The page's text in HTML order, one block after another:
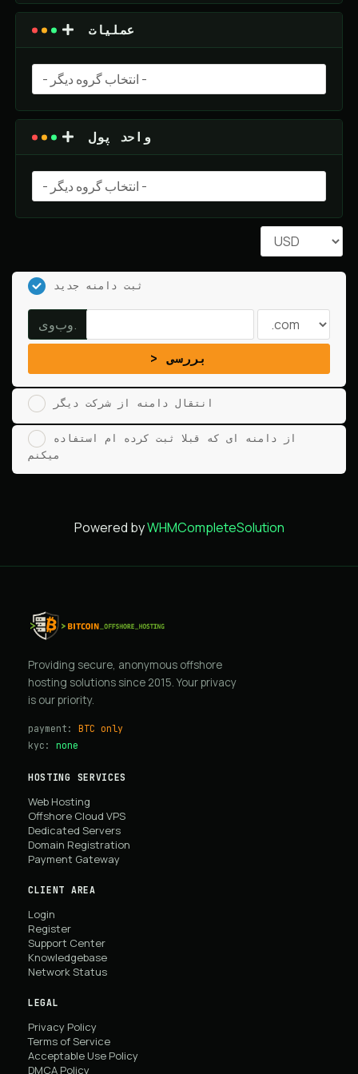
عملیات
واحد پول
ثبت دامنه جدید
وب‌وی.
بررسی
انتقال دامنه از شرکت دیگر
از دامنه ای که قبلا ثبت کرده ام استفاده
میکنم
Powered byWHMCompleteSolution
Providing secure, anonymous offshore
hosting solutions since 2015. Your privacy
is our priority.
payment: BTC only
kyc: none
HOSTING SERVICES
Web Hosting
Offshore Cloud VPS
Dedicated Servers
Domain Registration
Payment Gateway
CLIENT AREA
Login
Register
Support Center
Knowledgebase
Network Status
LEGAL
Privacy Policy
Terms of Service
Acceptable Use Policy
DMCA Policy